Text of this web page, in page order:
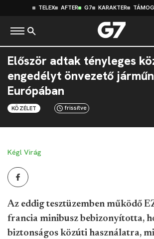
TELEX AFTER G7 KARAKTER
Először adtak tényleges
engedélyt önvezető
Európában
KÖZÉLET frissítve
Kégl Virág
Az eddig tesztüzemben működő
francia minibusz bebizonyította,
biztonságos közúti használatra,